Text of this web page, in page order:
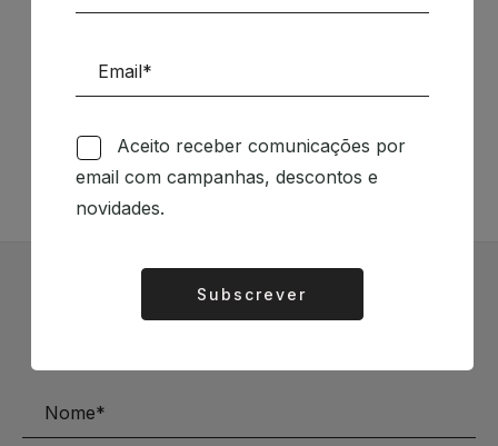
Siga-nos nas Redes Sociais
TÉCNICA LIVRARIA »
Subscrever Newsletter
Aceito receber comunicações por
email com campanhas, descontos e
novidades.
Subscrever